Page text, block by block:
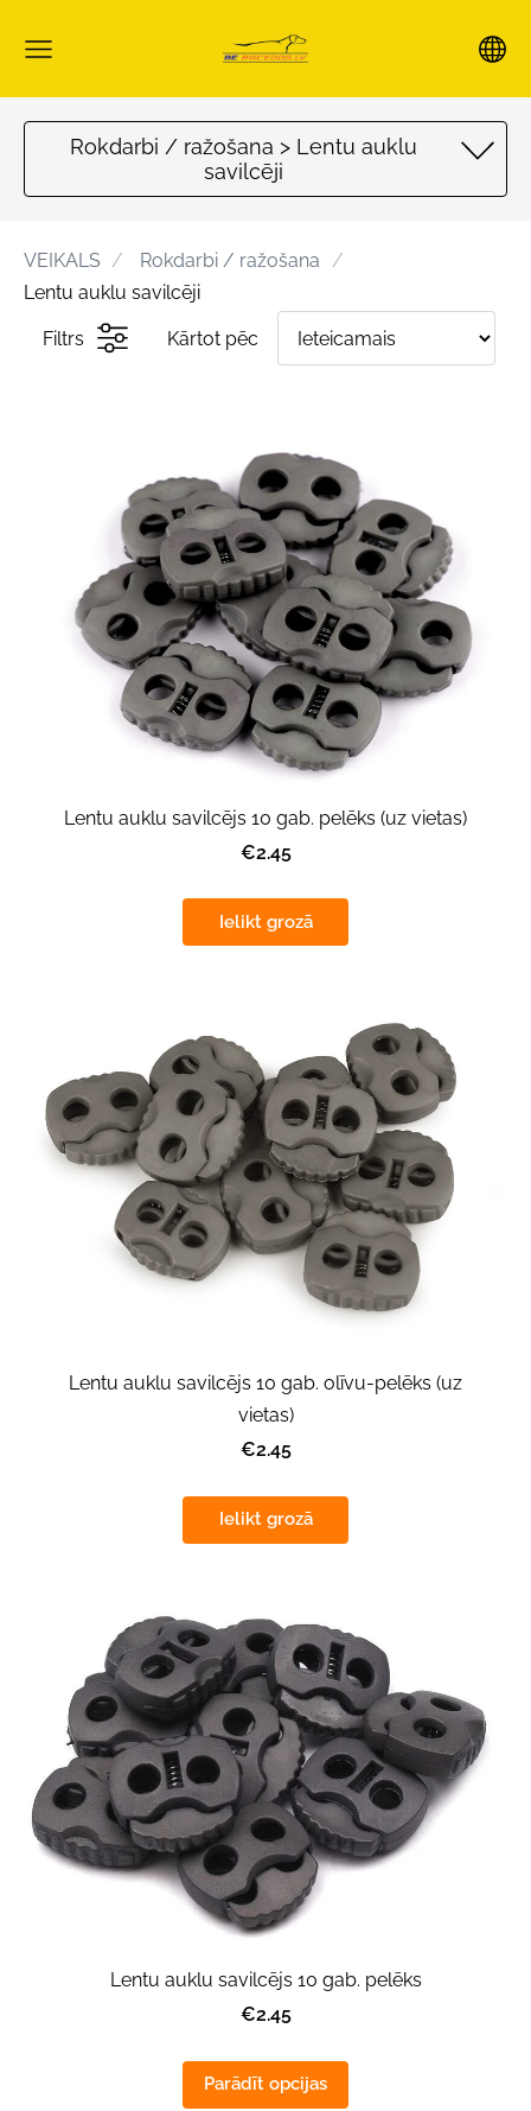
Rokdarbi / ražošana > Lentu auklu
savilcēji
VEIKALS
Rokdarbi / ražošana
Lentu auklu savilcēji
Filtrs Kārtot pēc
Lentu auklu savilcējs 10 gab. pelēks (uz vietas)
€2.45
Ielikt grozā
Lentu auklu savilcējs 10 gab. olīvu-pelēks (uz
vietas)
€2.45
Ielikt grozā
Lentu auklu savilcējs 10 gab. pelēks
€2.45
Parādīt opcijas